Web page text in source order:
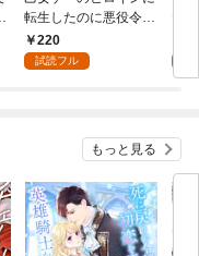
転生したのに悪役令嬢
の弟（攻略対象外）に
執着えっちされるんで
220
試読フル
た
もっと見る